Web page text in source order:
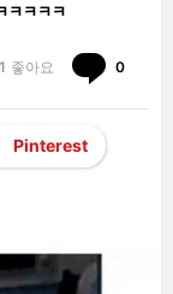
ㅋㅋㅋㅋㅋ
1 좋아요 0
Pinterest